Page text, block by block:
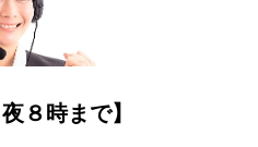
８時まで】